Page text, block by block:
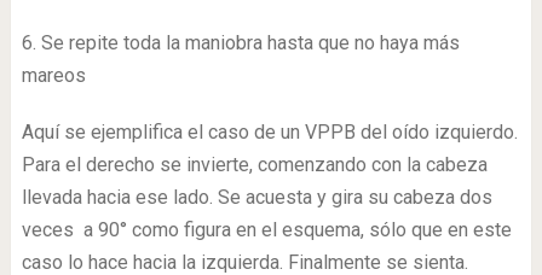
6. Se repite toda la maniobra hasta que no haya más
mareos
Aquí se ejemplifica el caso de un VPPB del oído izquierdo.
Para el derecho se invierte, comenzando con la cabeza
llevada hacia ese lado. Se acuesta y gira su cabeza dos
veces a 90° como figura en el esquema, sólo que en este
caso lo hace hacia la izquierda. Finalmente se sienta.